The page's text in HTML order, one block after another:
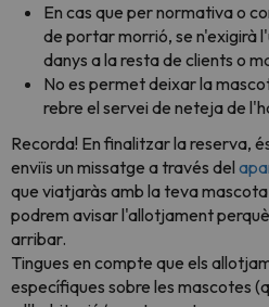
En cas que per normativa o
de portar morrió, se n'exigirà
danys a la resta de clients o
No es permet deixar la
rebre el servei de neteja de
Recorda! En finalitzar la reserva,
enviïs un missatge a través del
que viatjaràs amb la teva
podrem avisar l'allotjament
arribar.
Tingues en compte que els
específiques sobre les mascotes